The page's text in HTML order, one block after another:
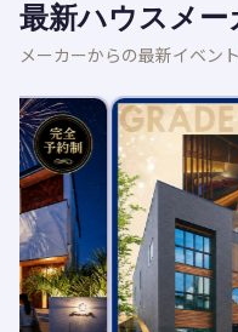
最新ハウスメー
メーカーからの最新イベン